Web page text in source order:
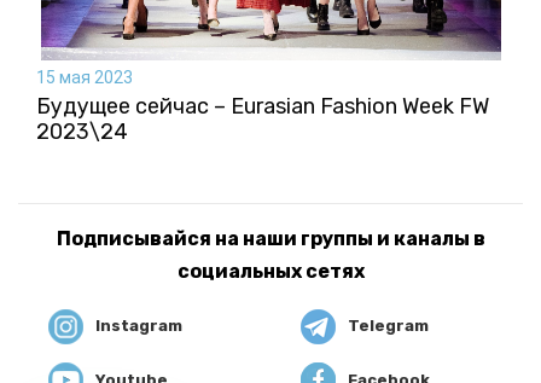
15 мая 2023
Будущее сейчас – Eurasian Fashion Week FW
2023\24
Подписывайся на наши группы и каналы в
социальных сетях
Instagram Telegram
Youtube Facebook